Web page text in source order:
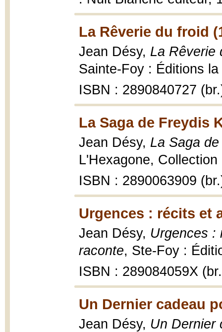
La Rêverie du froid
Jean Désy, La Rêverie
Sainte-Foy : Éditions
ISBN : 2890840727
La Saga de Freydis
Jean Désy, La Saga
L'Hexagone,
ISBN : 2890063909
Urgences : récits et
Jean Désy, Urgences :
raconte, Ste-Foy :
ISBN : 289084059X
Un Dernier cadeau
Jean Désy, Un Dernier